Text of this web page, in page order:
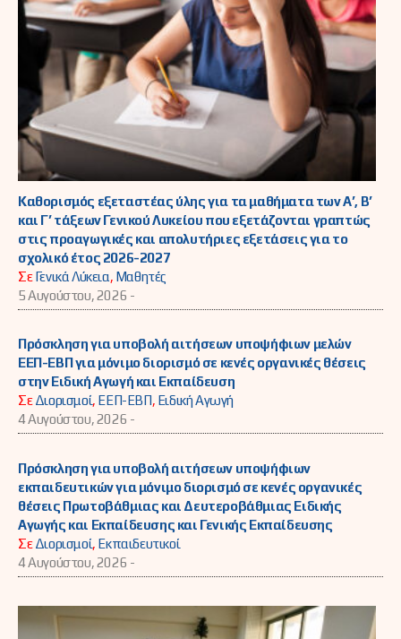
Καθορισμός εξεταστέας ύλης για τα μαθήματα των Α’, Β’
και Γ’ τάξεων Γενικού Λυκείου που εξετάζονται γραπτώς
στις προαγωγικές και απολυτήριες εξετάσεις για το
σχολικό έτος 2026-2027
ΣεΓενικά Λύκεια, Μαθητές
5 Αυγούστου, 2026 -
Πρόσκληση για υποβολή αιτήσεων υποψήφιων μελών
ΕΕΠ-ΕΒΠ για μόνιμο διορισμό σε κενές οργανικές θέσεις
στην Ειδική Αγωγή και Εκπαίδευση
ΣεΔιορισμοί, ΕΕΠ-ΕΒΠ, Ειδική Αγωγή
4 Αυγούστου, 2026 -
Πρόσκληση για υποβολή αιτήσεων υποψήφιων
εκπαιδευτικών για μόνιμο διορισμό σε κενές οργανικές
θέσεις Πρωτοβάθμιας και Δευτεροβάθμιας Ειδικής
Αγωγής και Εκπαίδευσης και Γενικής Εκπαίδευσης
ΣεΔιορισμοί, Εκπαιδευτικοί
4 Αυγούστου, 2026 -